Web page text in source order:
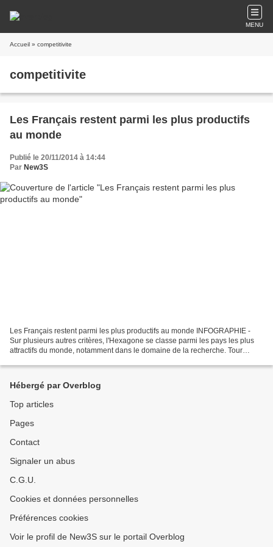
MENU
Accueil » competitivite
competitivite
Les Français restent parmi les plus productifs
au monde
Publié le 20/11/2014 à 14:44
Par New3S
Les Français restent parmi les plus productifs au monde INFOGRAPHIE -
Sur plusieurs autres critères, l'Hexagone se classe parmi les pays les plus
attractifs du monde, notamment dans le domaine de la recherche. Tour
Hébergé par Overblog
Top articles
Pages
Contact
Signaler un abus
C.G.U.
Cookies et données personnelles
Préférences cookies
Voir le profil de New3S sur le portail Overblog